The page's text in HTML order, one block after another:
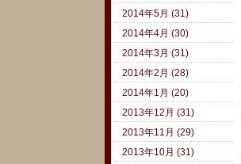
2014年5月 (31)
2014年4月 (30)
2014年3月 (31)
2014年2月 (28)
2014年1月 (20)
2013年12月 (31)
2013年11月 (29)
2013年10月 (31)